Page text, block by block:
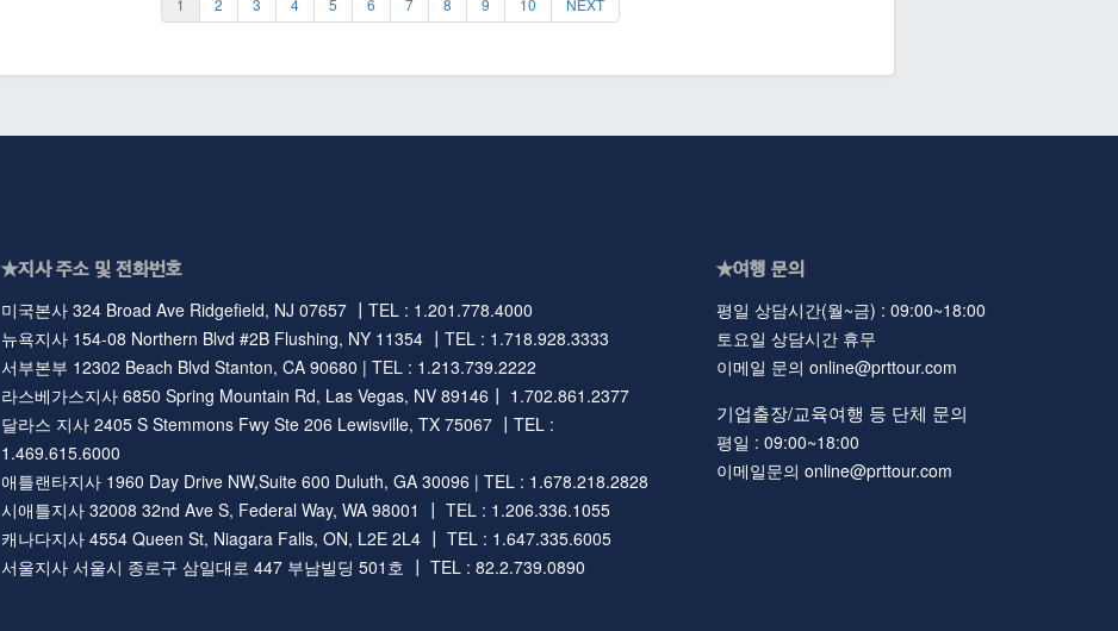
1 2 3 4 5 6 7 8 9 10 NEXT
★지사 주소 및 전화번호
미국본사 324 Broad Ave Ridgefield, NJ 07657 ┃TEL : 1.201.778.4000
뉴욕지사 154-08 Northern Blvd #2B Flushing, NY 11354 ┃TEL : 1.718.928.3333
서부본부 12302 Beach Blvd Stanton, CA 90680 | TEL : 1.213.739.2222
라스베가스지사 6850 Spring Mountain Rd, Las Vegas, NV 89146┃ 1.702.861.2377
달라스 지사 2405 S Stemmons Fwy Ste 206 Lewisville, TX 75067 ┃TEL :
1.469.615.6000
애틀랜타지사 1960 Day Drive NW,Suite 600 Duluth, GA 30096 | TEL : 1.678.218.2828
시애틀지사 32008 32nd Ave S, Federal Way, WA 98001 ┃ TEL : 1.206.336.1055
캐나다지사 4554 Queen St, Niagara Falls, ON, L2E 2L4 ┃ TEL : 1.647.335.6005
서울지사 서울시 종로구 삼일대로 447 부남빌딩 501호 ┃ TEL : 82.2.739.0890
★여행 문의
평일 상담시간(월~금) : 09:00~18:00
토요일 상담시간 휴무
이메일 문의 online@prttour.com
기업출장/교육여행 등 단체 문의
평일 : 09:00~18:00
이메일문의 online@prttour.com